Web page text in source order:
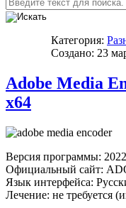
Категория:
Создано: 23
Adobe Media
x64
Версия программы:
Официальный сайт:
Язык интерфейса:
Лечение: не требуется